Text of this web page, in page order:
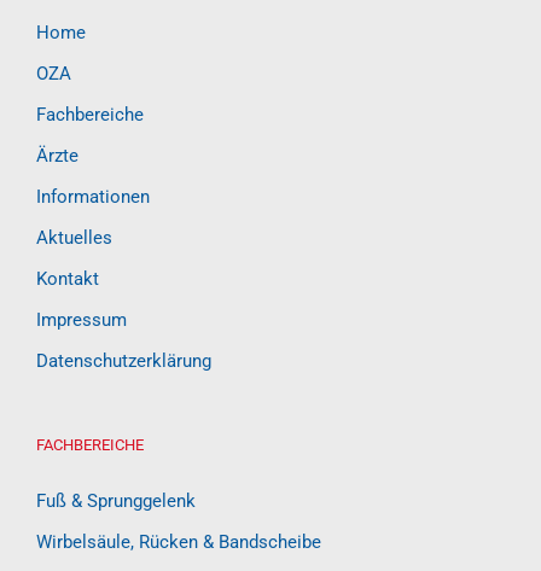
Home
OZA
Fachbereiche
Ärzte
Informationen
Aktuelles
Kontakt
Impressum
Datenschutzerklärung
FACHBEREICHE
Fuß & Sprunggelenk
Wirbelsäule, Rücken & Bandscheibe